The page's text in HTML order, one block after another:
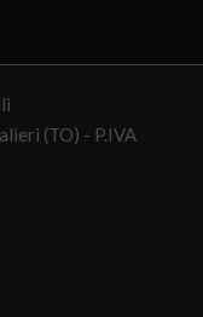
(TO) - P.IVA